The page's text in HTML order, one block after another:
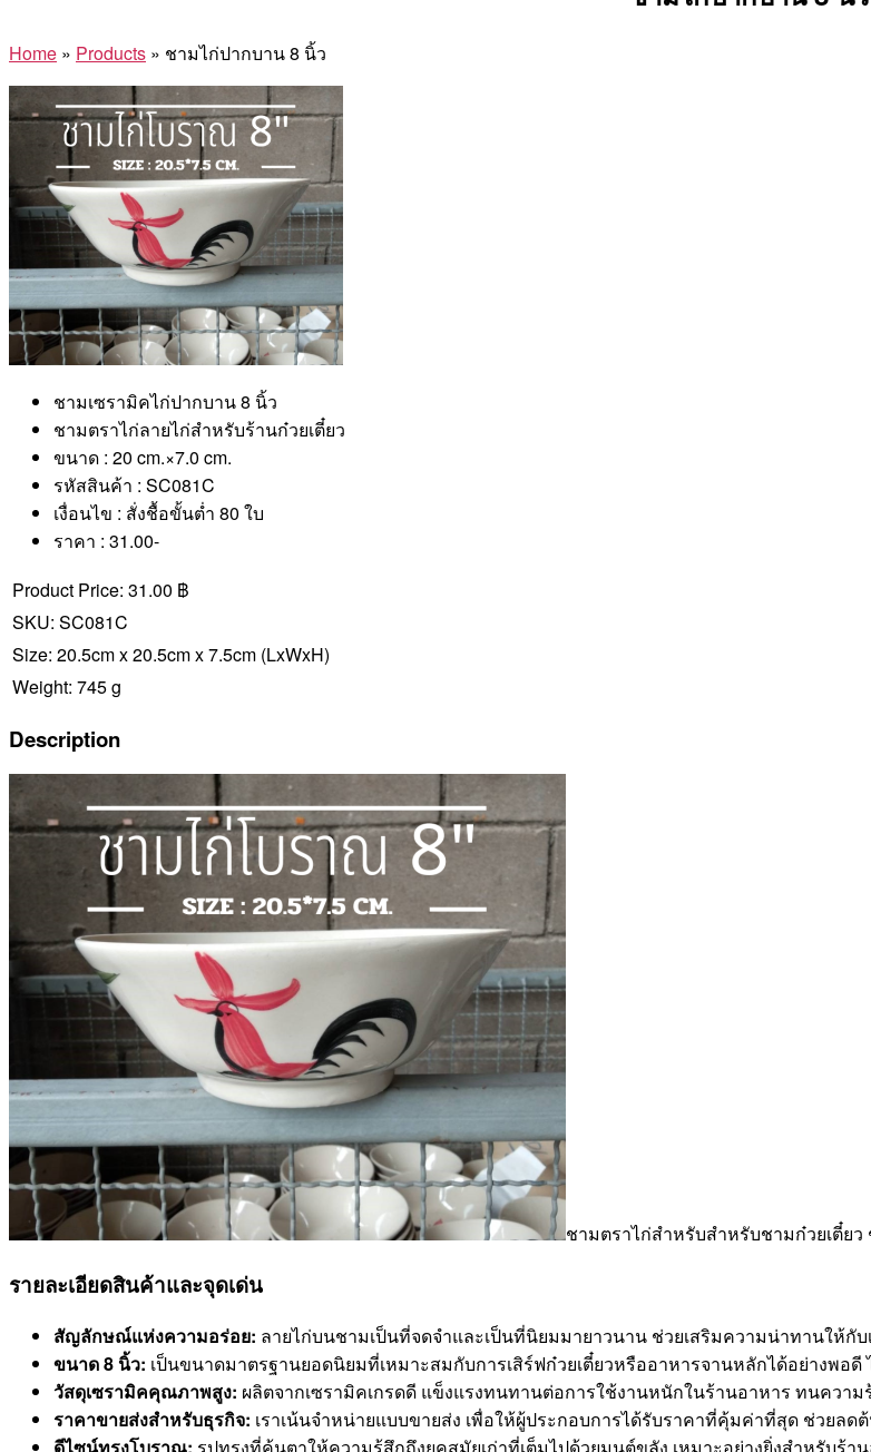
Home » Products » ชามไก่ปากบาน 8 นิ้ว
ชามเซรามิคไก่ปากบาน 8 นิ้ว
ชามตราไก่ลายไก่สำหรับร้านก๋วยเตี๋ยว
ขนาด : 20 cm.×7.0 cm.
รหัสสินค้า : SC081C
เงื่อนไข : สั่งชื้อขั้นต่ำ 80 ใบ
ราคา : 31.00-
Product Price: 31.00 ฿
SKU: SC081C
Size: 20.5cm x 20.5cm x 7.5cm (LxWxH)
Weight: 745 g
Description
ชามตราไก่สำหรับสำหรับชามก๋วยเตี๋ย
รายละเอียดสินค้าและจุดเด่น
สัญลักษณ์แห่งความอร่อย: ลายไก่บนชามเป็นที่จดจำและเป็นที่นิยมมายาวนาน ช่วยเสริมความน่าทานให้กั
ขนาด 8 นิ้ว: เป็นขนาดมาตรฐานยอดนิยมที่เหมาะสมกับการเสิร์ฟก๋วยเตี๋ยวหรืออาหารจานหลักได้อย่างพอดี
วัสดุเซรามิคคุณภาพสูง: ผลิตจากเซรามิคเกรดดี แข็งแรงทนทานต่อการใช้งานหนักในร้านอาหาร ทนความ
ราคาขายส่งสำหรับธุรกิจ: เราเน้นจำหน่ายแบบขายส่ง เพื่อให้ผู้ประกอบการได้รับราคาที่คุ้มค่าที่สุด ช่วยล
ดีไซน์ทรงโบราณ: รูปทรงที่คุ้นตาให้ความรู้สึกถึงยุคสมัยเก่าที่เต็มไปด้วยมนต์ขลัง เหมาะอย่างยิ่งสำหรับร้